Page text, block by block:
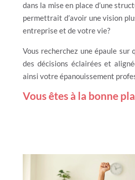
dans la mise en place d’une
permettrait d’avoir une vision
entreprise et de votre vie?
Vous recherchez une épaule sur
des décisions éclairées et
ainsi votre épanouissement
Vous êtes à la bonne